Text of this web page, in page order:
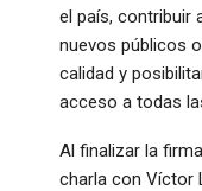
el país, contribuir
nuevos públicos
calidad y
acceso a todas
Al finalizar la
charla con Víctor